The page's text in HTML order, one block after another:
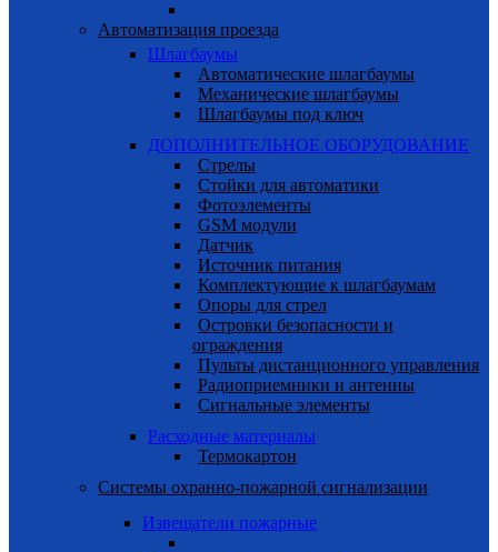
Автоматизация проезда
Шлагбаумы
Автоматические шлагбаумы
Механические шлагбаумы
Шлагбаумы под ключ
ДОПОЛНИТЕЛЬНОЕ ОБОРУДОВАНИЕ
Стрелы
Cтойки для автоматики
Фотоэлементы
GSM модули
Датчик
Источник питания
Комплектующие к шлагбаумам
Опоры для стрел
Островки безопасности и
ограждения
Пульты дистанционного управления
Радиоприемники и антенны
Сигнальные элементы
Расходные материалы
Термокартон
Системы охранно-пожарной сигнализации
Извещатели пожарные